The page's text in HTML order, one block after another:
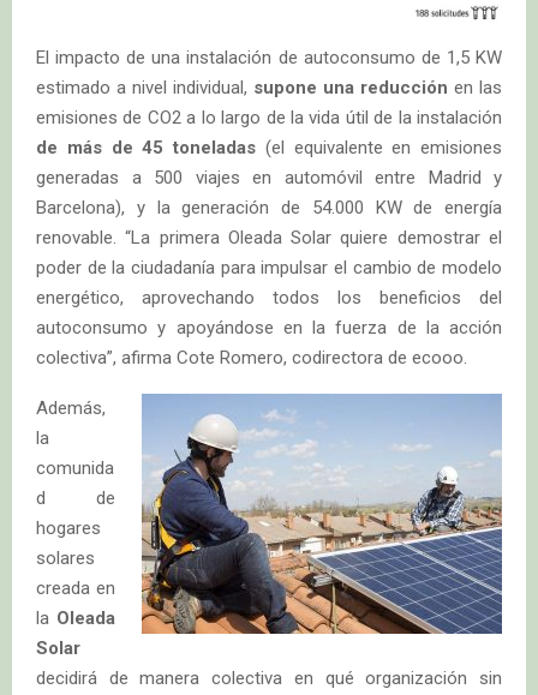
El impacto de una instalación de autoconsumo de 1,5 KW
estimado a nivel individual, supone una reducción en las
emisiones de CO2 a lo largo de la vida útil de la instalación
de más de 45 toneladas (el equivalente en emisiones
generadas a 500 viajes en automóvil entre Madrid y
Barcelona), y la generación de 54.000 KW de energía
renovable. “La primera Oleada Solar quiere demostrar el
poder de la ciudadanía para impulsar el cambio de modelo
energético, aprovechando todos los beneficios del
autoconsumo y apoyándose en la fuerza de la acción
colectiva”, afirma Cote Romero, codirectora de ecooo.
Además,
la
comunida
d de
hogares
solares
creada en
la Oleada
Solar
decidirá de manera colectiva en qué organización sin